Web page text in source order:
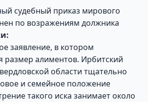
судебный приказ мирового
по возражениям должника
заявление, в котором
размер алиментов. Ирбитский
области тщательно
и семейное положение
такого иска занимает около